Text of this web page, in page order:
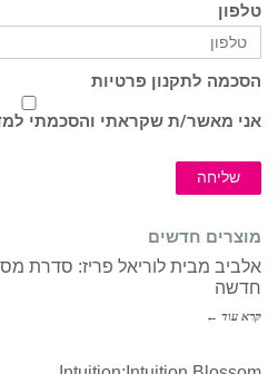
טלפון
הסכמה לתקנון פרטיות
אני מאשר/ת שקראתי והסכמתי ל
שליחה
מוצרים חדשים
אלביב מבית לוריאל פריז: סדרת
חדשה
קרא עוד ←